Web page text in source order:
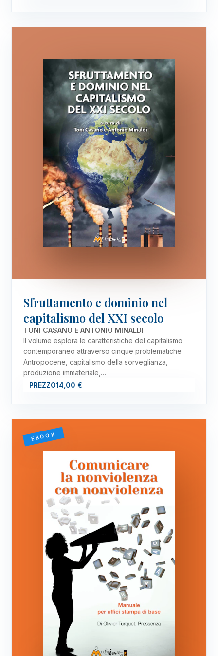
Sfruttamento e dominio nel
capitalismo del XXI secolo
TONI CASANO E ANTONIO MINALDI
Il volume esplora le caratteristiche del capitalismo
contemporaneo attraverso cinque problematiche:
Antropocene, capitalismo della sorveglianza,
produzione immateriale,…
PREZZO14,00 €
EBOOK